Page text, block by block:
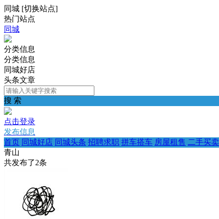
同城 [切换站点]
热门站点
同城
分类信息
分类信息
同城好店
头条文章
搜 索
点击登录
发布信息
首页 同城好店 同城头条 招聘求职 拼车搭车 房屋租售 二手买卖
青山
共发布了2条